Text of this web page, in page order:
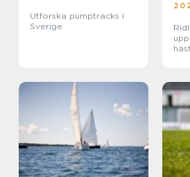
Utforska pumptracks i
Sverige